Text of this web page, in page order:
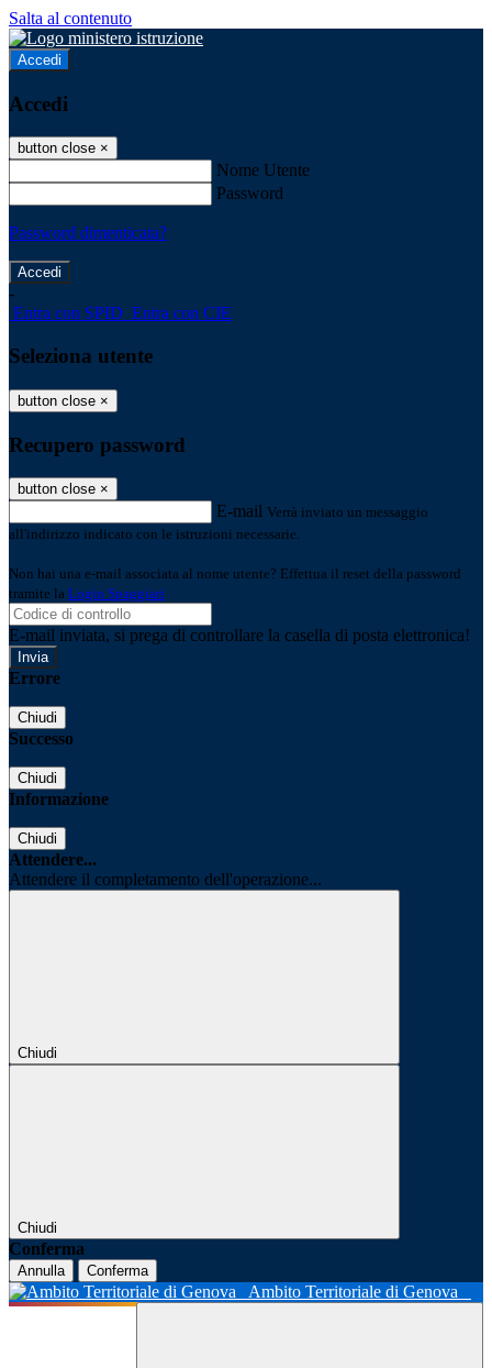
Salta al contenuto
Accedi
Accedi
button close ×
Nome Utente
Password
Password dimenticata?
-
Entra con SPID Entra con CIE
Seleziona utente
button close ×
Recupero password
button close ×
E-mail Verrà inviato un messaggio
all'indirizzo indicato con le istruzioni necessarie.
Non hai una e-mail associata al nome utente? Effettua il reset della password
tramite la Login Spaggiari
E-mail inviata, si prega di controllare la casella di posta elettronica!
Errore
Chiudi
Successo
Chiudi
Informazione
Chiudi
Attendere...
Attendere il completamento dell'operazione...
Chiudi
Chiudi
Conferma
Annulla Conferma
Ambito Territoriale di Genova